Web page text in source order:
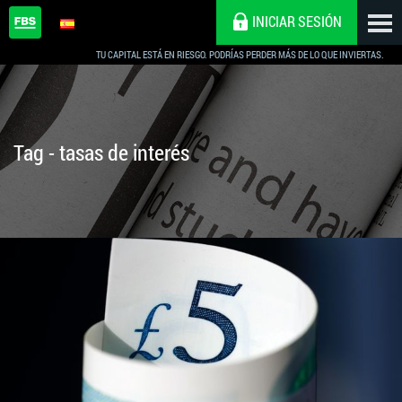
TU CAPITAL ESTÁ EN RIESGO. PODRÍAS PERDER MÁS DE LO QUE INVIERTAS.
INICIAR SESIÓN
Tag - tasas de interés